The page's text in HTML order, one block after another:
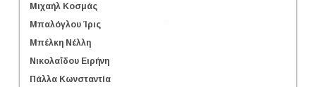
Μιχαήλ Κοσμάς
Μπαλόγλου Ίρις
Μπέλκη Νέλλη
Νικολαΐδου Ειρήνη
Πάλλα Κωνσταντία